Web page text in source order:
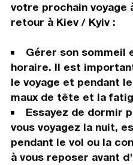
votre prochain voyage
retour à Kiev / Kyiv :
Gérer son sommeil
horaire. Il est
le voyage et pendant
maux de tête et la
Essayez de dormir
vous voyagez la nuit,
pendant le vol ou la
à vous reposer avant